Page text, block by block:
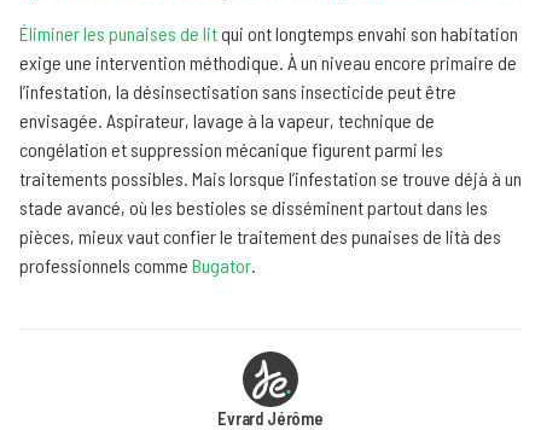
Éliminer les punaises de litqui ont longtemps envahi son habitation
exige une intervention méthodique. À un niveau encore primaire de
l’infestation, la désinsectisation sans insecticide peut être
envisagée. Aspirateur, lavage à la vapeur, technique de
congélation et suppression mécanique figurent parmi les
traitements possibles. Mais lorsque l’infestation se trouve déjà à un
stade avancé, où les bestioles se disséminent partout dans les
pièces, mieux vaut confier le traitement des punaises de lità des
professionnels comme Bugator.
Evrard Jérôme